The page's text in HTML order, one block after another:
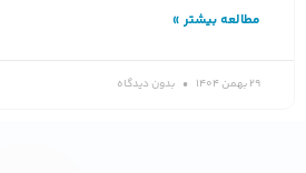
مطالعه بیشتر »
29 بهمن 1404 بدون دیدگاه